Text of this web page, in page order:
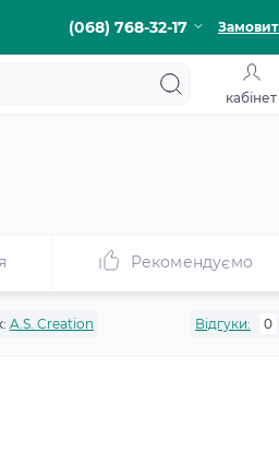
(068) 768-32-17
кабінет
Рекомендуємо
A.S. Creation Відгуки: 0